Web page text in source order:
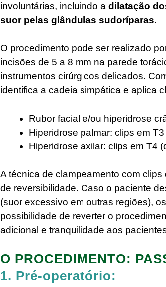
involuntárias, incluindo a dilatação
suor pelas glândulas sudoríparas.
O procedimento pode ser realizado
incisões de 5 a 8 mm na parede
instrumentos cirúrgicos delicados.
identifica a cadeia simpática e aplica
Rubor facial e/ou hiperidrose
Hiperidrose palmar: clips em
Hiperidrose axilar: clips em T4
A técnica de clampeamento com
de reversibilidade. Caso o paciente
(suor excessivo em outras regiões),
possibilidade de reverter o
adicional e tranquilidade aos
O PROCEDIMENTO:
1. Pré-operatório: